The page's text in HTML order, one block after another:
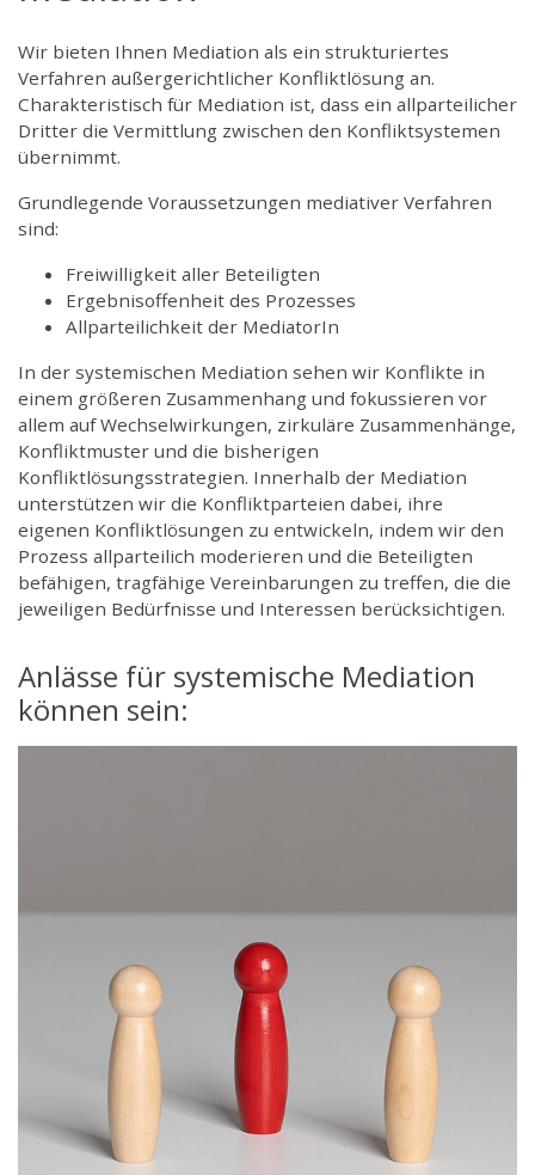
Wir bieten Ihnen Mediation als ein strukturiertes
Verfahren außergerichtlicher Konfliktlösung an.
Charakteristisch für Mediation ist, dass ein allparteilicher
Dritter die Vermittlung zwischen den Konfliktsystemen
übernimmt.
Grundlegende Voraussetzungen mediativer Verfahren
sind:
Freiwilligkeit aller Beteiligten
Ergebnisoffenheit des Prozesses
Allparteilichkeit der MediatorIn
In der systemischen Mediation sehen wir Konflikte in
einem größeren Zusammenhang und fokussieren vor
allem auf Wechselwirkungen, zirkuläre Zusammenhänge,
Konfliktmuster und die bisherigen
Konfliktlösungsstrategien. Innerhalb der Mediation
unterstützen wir die Konfliktparteien dabei, ihre
eigenen Konfliktlösungen zu entwickeln, indem wir den
Prozess allparteilich moderieren und die Beteiligten
befähigen, tragfähige Vereinbarungen zu treffen, die die
jeweiligen Bedürfnisse und Interessen berücksichtigen.
Anlässe für systemische Mediation
können sein: